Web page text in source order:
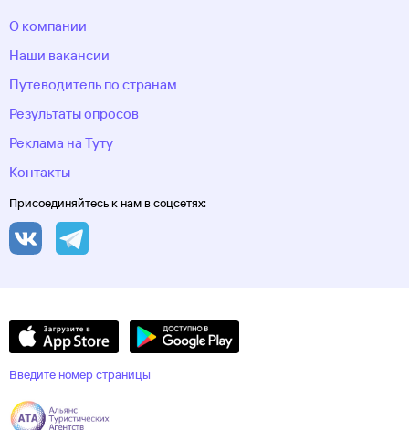
О компании
Наши вакансии
Путеводитель по странам
Результаты опросов
Реклама на Туту
Контакты
Присоединяйтесь к нам в соцсетях:
Введите номер страницы